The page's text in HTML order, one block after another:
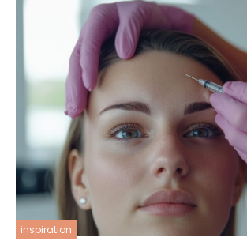
inspiration